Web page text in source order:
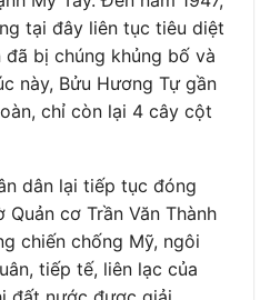
tại đây liên tục tiêu diệt
bị chúng khủng bố và
này, Bửu Hương Tự gần
chỉ còn lại 4 cây cột
dân lại tiếp tục đóng
cơ Trần Văn Thành
chiến chống Mỹ, ngôi
tiếp tế, liên lạc của